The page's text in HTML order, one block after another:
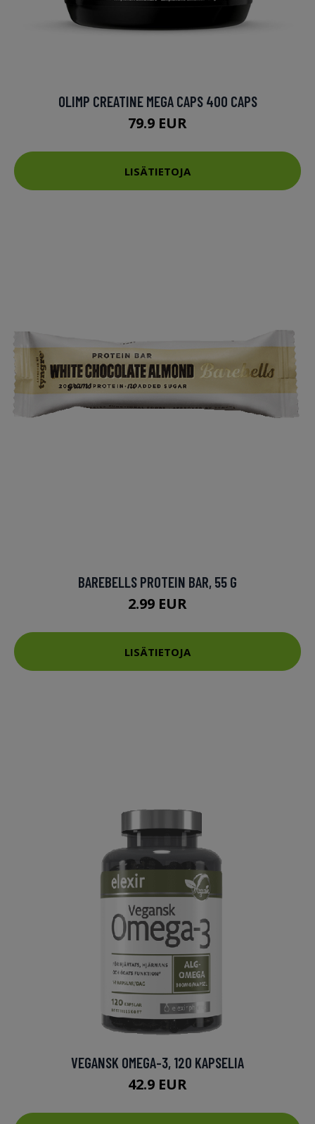
OLIMP CREATINE MEGA CAPS 400 CAPS
79.9 EUR
LISÄTIETOJA
BAREBELLS PROTEIN BAR, 55 G
2.99 EUR
LISÄTIETOJA
VEGANSK OMEGA-3, 120 KAPSELIA
42.9 EUR